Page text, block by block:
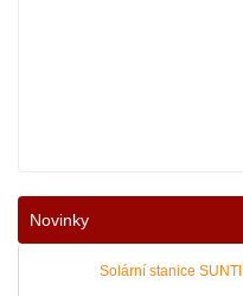
Nové podmínky dotací na
Novinky
Solární stanice